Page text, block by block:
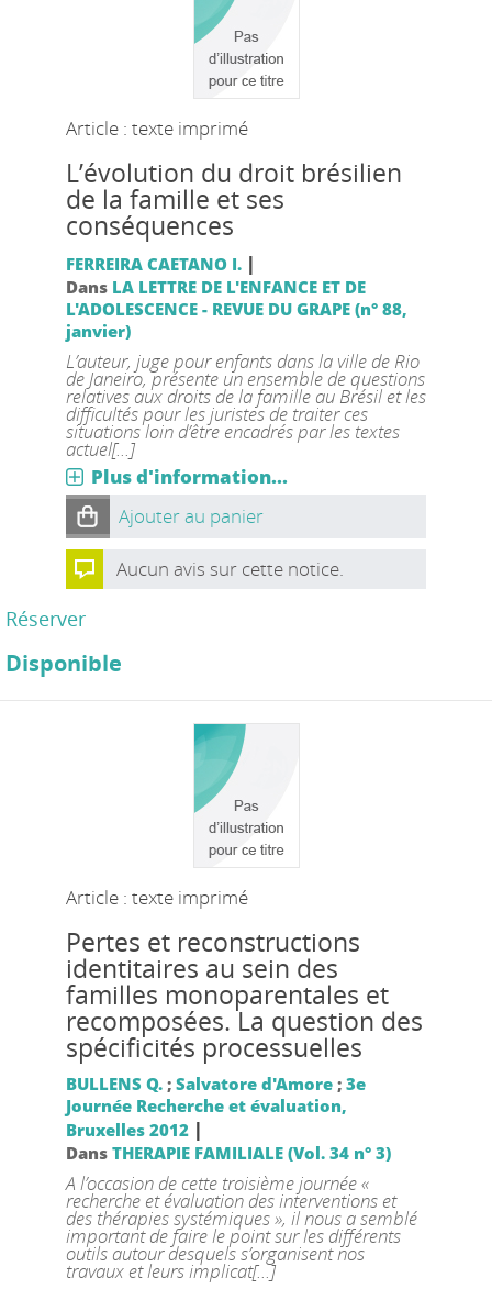
Article : texte imprimé
L’évolution du droit brésilien
de la famille et ses
conséquences
FERREIRA CAETANO I. |
Dans LA LETTRE DE L'ENFANCE ET DE
L'ADOLESCENCE - REVUE DU GRAPE (n° 88,
janvier)
L’auteur, juge pour enfants dans la ville de Rio
de Janeiro, présente un ensemble de questions
relatives aux droits de la famille au Brésil et les
difficultés pour les juristes de traiter ces
situations loin d’être encadrés par les textes
actuel[...]
Plus d'information...
Ajouter au panier
Aucun avis sur cette notice.
Réserver
Disponible
Article : texte imprimé
Pertes et reconstructions
identitaires au sein des
familles monoparentales et
recomposées. La question des
spécificités processuelles
BULLENS Q.; Salvatore d'Amore; 3e
Journée Recherche et évaluation,
Bruxelles 2012 |
Dans THERAPIE FAMILIALE (Vol. 34 n° 3)
A l’occasion de cette troisième journée «
recherche et évaluation des interventions et
des thérapies systémiques », il nous a semblé
important de faire le point sur les différents
outils autour desquels s’organisent nos
travaux et leurs implicat[...]